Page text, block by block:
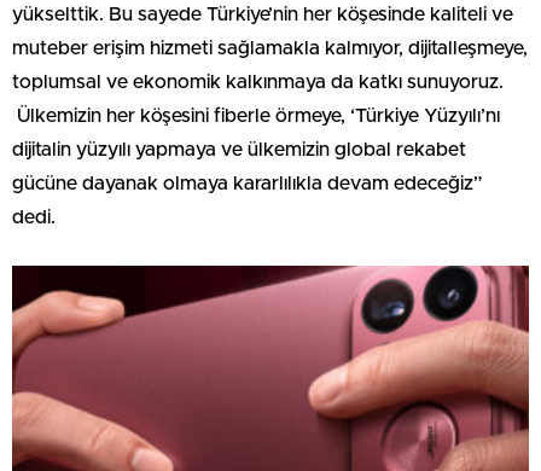
yükselttik. Bu sayede Türkiye’nin her köşesinde kaliteli ve
muteber erişim hizmeti sağlamakla kalmıyor, dijitalleşmeye,
toplumsal ve ekonomik kalkınmaya da katkı sunuyoruz.
Ülkemizin her köşesini fiberle örmeye, ‘Türkiye Yüzyılı’nı
dijitalin yüzyılı yapmaya ve ülkemizin global rekabet
gücüne dayanak olmaya kararlılıkla devam edeceğiz”
dedi.